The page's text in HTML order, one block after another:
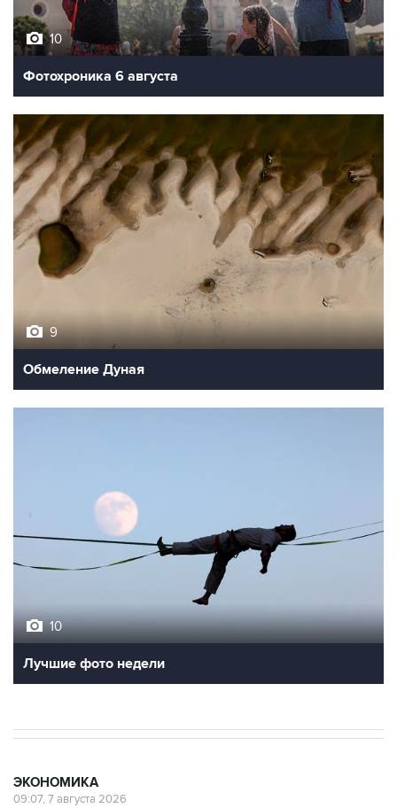
10
Фотохроника 6 августа
9
Обмеление Дуная
10
Лучшие фото недели
ЭКОНОМИКА
09:07, 7 августа 2026